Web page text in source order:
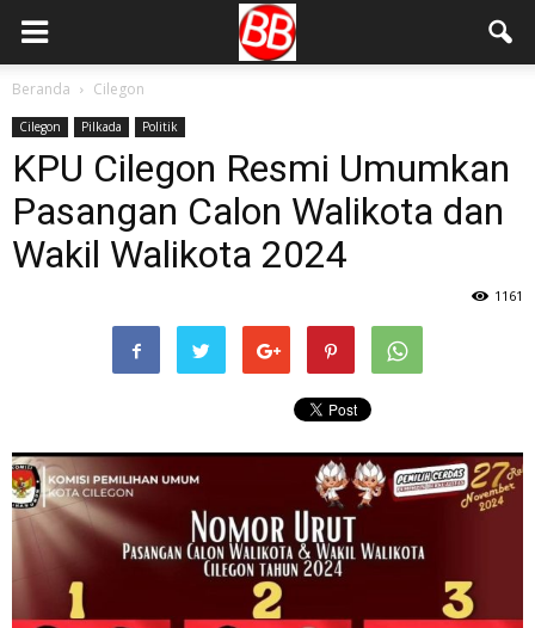
Beranda Cilegon
Cilegon Pilkada Politik
KPU Cilegon Resmi Umumkan
Pasangan Calon Walikota dan
Wakil Walikota 2024
1161